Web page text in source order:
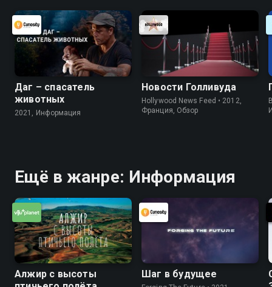
Даг – спасатель
животных
2021, Информация
Новости Голливуда
Hollywood News Feed • 2012,
Франция, Обзор
Ещё в жанре: Информация
Алжир с высоты
Шаг в будущее